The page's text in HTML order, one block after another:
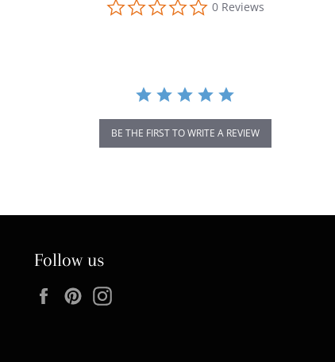
star
0 Reviews
BE THE FIRST TO WRITE A REVIEW
Follow us
FacebookPinterest